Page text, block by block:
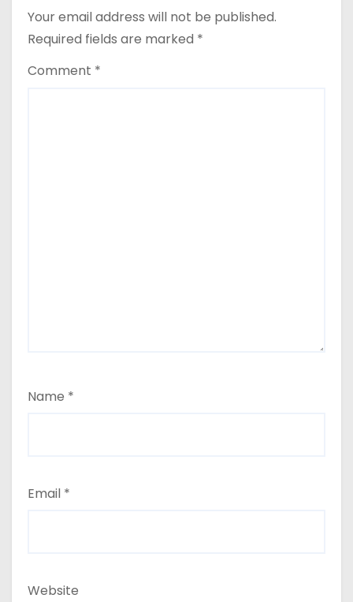
o
Your email address will not be published.
Required fields are marked *
Comment *
Name *
Email *
Website